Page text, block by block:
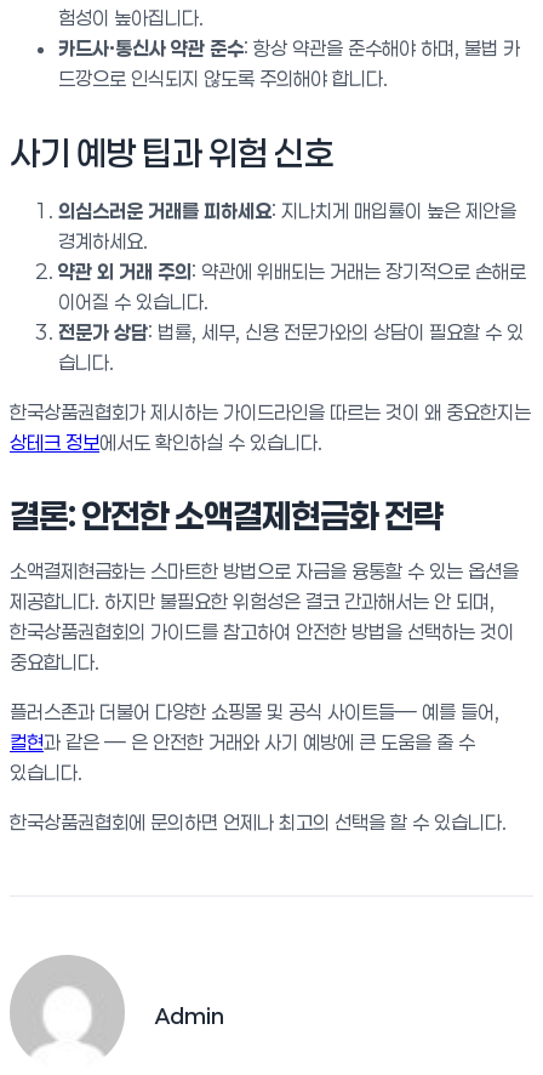
험성이 높아집니다.
카드사·통신사 약관 준수: 항상 약관을 준수해야 하며, 불법 카
드깡으로 인식되지 않도록 주의해야 합니다.
사기 예방 팁과 위험 신호
의심스러운 거래를 피하세요: 지나치게 매입률이 높은 제안을
경계하세요.
약관 외 거래 주의: 약관에 위배되는 거래는 장기적으로 손해로
이어질 수 있습니다.
전문가 상담: 법률, 세무, 신용 전문가와의 상담이 필요할 수 있
습니다.
한국상품권협회가 제시하는 가이드라인을 따르는 것이 왜 중요한지는
상테크 정보에서도 확인하실 수 있습니다.
결론: 안전한 소액결제현금화 전략
소액결제현금화는 스마트한 방법으로 자금을 융통할 수 있는 옵션을
제공합니다. 하지만 불필요한 위험성은 결코 간과해서는 안 되며,
한국상품권협회의 가이드를 참고하여 안전한 방법을 선택하는 것이
중요합니다.
플러스존과 더불어 다양한 쇼핑몰 및 공식 사이트들— 예를 들어,
컬현과 같은 — 은 안전한 거래와 사기 예방에 큰 도움을 줄 수
있습니다.
한국상품권협회에 문의하면 언제나 최고의 선택을 할 수 있습니다.
Admin